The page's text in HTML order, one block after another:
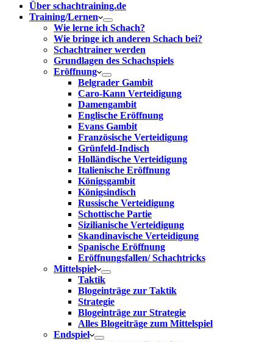
Über schachtraining.de
Training/Lernen
Wie lerne ich Schach?
Wie bringe ich anderen Schach bei?
Schachtrainer werden
Grundlagen des Schachspiels
Eröffnung
Belgrader Gambit
Caro-Kann Verteidigung
Damengambit
Englische Eröffnung
Evans Gambit
Französische Verteidigung
Grünfeld-Indisch
Holländische Verteidigung
Italienische Eröffnung
Königsgambit
Königsindisch
Russische Verteidigung
Schottische Partie
Sizilianische Verteidigung
Skandinavische Verteidigung
Spanische Eröffnung
Eröffnungsfallen/ Schachtricks
Mittelspiel
Taktik
Blogeinträge zur Taktik
Strategie
Blogeinträge zur Strategie
Alles Blogeiträge zum Mittelspiel
Endspiel